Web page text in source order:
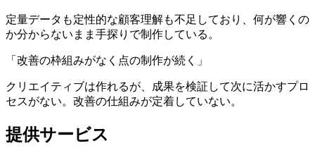
定量データも定性的な顧客理解も不足しており、何が響くの
か分からないまま手探りで制作している。
「改善の枠組みがなく点の制作が続く」
クリエイティブは作れるが、成果を検証して次に活かすプロ
セスがない。改善の仕組みが定着していない。
提供サービス